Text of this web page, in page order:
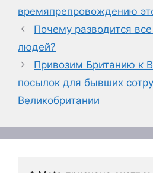
времяпрепровождению
Почему разводится
людей?
Привозим Британию к
посылок для бывших
Великобритании